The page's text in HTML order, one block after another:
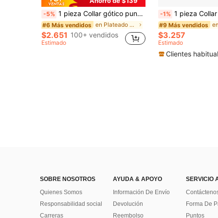
-5% 1 pieza Collar gótico punk Y2K con corazón y estrella de metal, joyería de estilo geométrico oscuro chapada en aleación de zinc de estilo transfronterizo, para mujeres
#6 Más vendidos en Plateado Gargantillas para mujer
$2.651 100+ vendidos
Estimado
-1% 1 pieza Collar con colgante de concha de madreperla natural, Jesús, circonita
#9 Más vendidos
$3.257
Estimado
Clientes
SOBRE NOSOTROS
Quienes Somos
Responsabilidad social
Carreras
AYUDA & APOYO
Información De Envío
Devolución
Reembolso
SERVICIO
Forma De
Puntos